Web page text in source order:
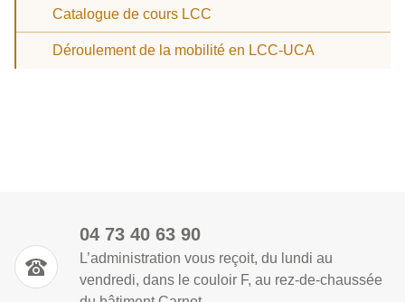
Catalogue de cours LCC
Déroulement de la mobilité en LCC-UCA
04 73 40 63 90
L’administration vous reçoit, du lundi au
vendredi, dans le couloir F, au rez-de-chaussée